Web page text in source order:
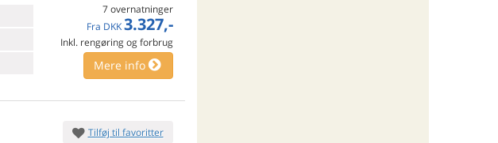
7 overnatninger
Fra DKK 3.327,-
Inkl. rengøring og forbrug
Mere info
Tilføj til favoritter